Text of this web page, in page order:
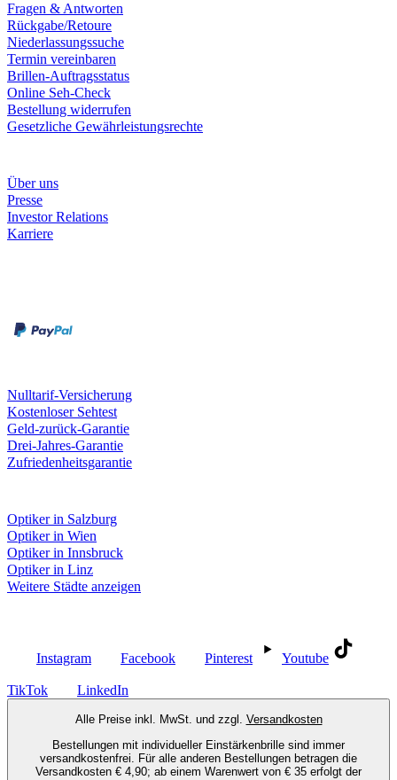
Fragen & Antworten
Rückgabe/Retoure
Niederlassungssuche
Termin vereinbaren
Brillen-Auftragsstatus
Online Seh-Check
Bestellung widerrufen
Gesetzliche Gewährleistungsrechte
Über uns
Presse
Investor Relations
Karriere
Nulltarif-Versicherung
Kostenloser Sehtest
Geld-zurück-Garantie
Drei-Jahres-Garantie
Zufriedenheitsgarantie
Optiker in Salzburg
Optiker in Wien
Optiker in Innsbruck
Optiker in Linz
Weitere Städte anzeigen
Instagram Facebook Pinterest Youtube
TikTok LinkedIn
Alle Preise inkl. MwSt. und zzgl. Versandkosten
Bestellungen mit individueller Einstärkenbrille sind immer
versandkostenfrei. Für alle anderen Bestellungen betragen die
Versandkosten € 4,90; ab einem Warenwert von € 35 erfolgt der